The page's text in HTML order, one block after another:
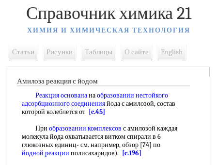
Справочник химика 21
ХИМИЯ И ХИМИЧЕСКАЯ ТЕХНОЛОГИЯ
Статьи Рисунки Таблицы О сайте English
Амилоза реакция с йодом
Реакция основананаобразовании нестойкого
адсорбционного соединенияйода с амилозой, состав
которой колеблется от [c.45]
При образовании комплексов с амилозой каждая
молекула йода охватывается витком спирали в 6
глюкозных единиц- см. например, обзор [74] по
йодной реакции полисахаридов).
[c.196]